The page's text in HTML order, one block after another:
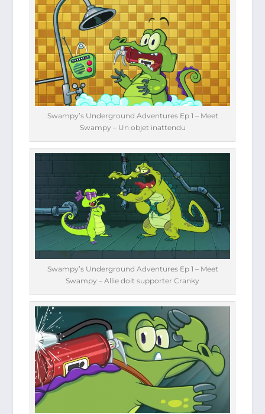
Swampy’s Underground Adventures Ep 1 – Meet
Swampy – Un objet inattendu
Swampy’s Underground Adventures Ep 1 – Meet
Swampy – Allie doit supporter Cranky